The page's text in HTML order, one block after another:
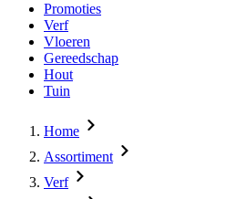
Promoties
Verf
Vloeren
Gereedschap
Hout
Tuin
Home
Assortiment
Verf